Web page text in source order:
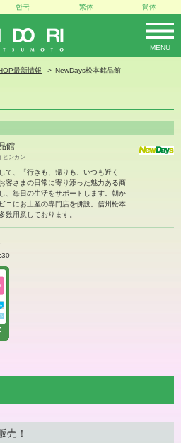
MENU
한국 繁体 簡体
最新情報 NewDays松本銘品館
館
ヒンカン
て、「行きも、帰りも、いつも近く
客さまの日常に寄り添った魅力ある商
、毎日の生活をサポートします。朝か
ニにお土産の専門店を併設。信州松本
数用意しております。
売！